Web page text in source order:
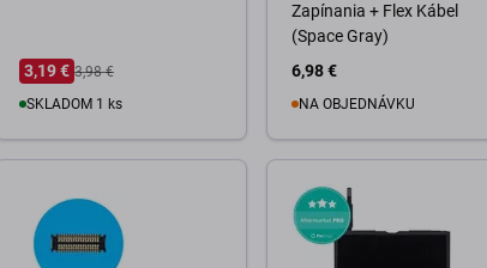
3,19 € 3,98 €
SKLADOM 1 ks
Zapínania + Flex Kábel
(Space Gray)
6,98 €
NA OBJEDNÁVKU